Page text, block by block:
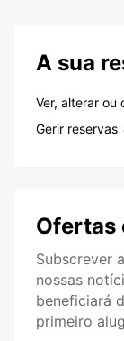
A sua
Ver, alterar ou
Gerir reservas
Ofertas
Subscrever
nossas
beneficiará
primeiro